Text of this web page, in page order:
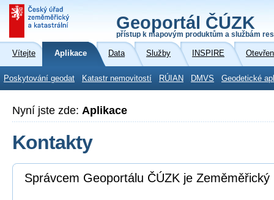
Geoportál ČÚZK
přístup k mapovým produktům a službám
Vítejte Aplikace Data Služby INSPIRE
Poskytování geodat Katastr nemovitostí RÚIAN DMVS Geodetické
Nyní jste zde: Aplikace
Kontakty
Správcem Geoportálu ČÚZK je Zeměměřický